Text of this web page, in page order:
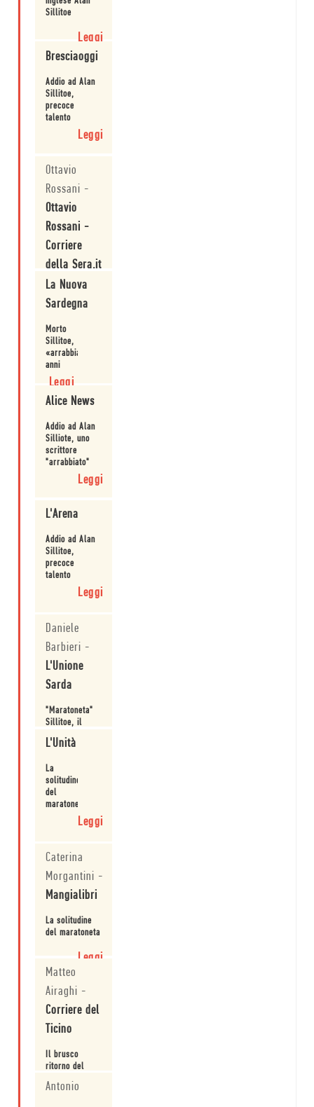
Sillitoe
Leggi
Bresciaoggi
Addio ad Alan
Sillitoe,
precoce
talento
letterarioLeggi
Ottavio
Rossani -
Ottavio
Rossani -
Corriere
della Sera.it
- Il Blog
della Poesia
La solitudine
del maratoneta
La Nuova
Sardegna
Morto
Sillitoe,
«arrabbiato»
anni
Sessanta
Leggi
Alice News
Addio ad Alan
Silliote, uno
scrittore
"arrabbiato"
Leggi
L'Arena
Addio ad Alan
Sillitoe,
precoce
talento
letterarioLeggi
Daniele
Barbieri -
L'Unione
Sarda
"Maratoneta"
Sillitoe, il
saggio dalla
parte della
L'Unità
La
solitudine
del
maratoneta
Leggi
Caterina
Morgantini -
Mangialibri
La solitudine
del maratoneta
Leggi
Matteo
Airaghi -
Corriere del
Ticino
Il brusco
ritorno del
ribelle
Antonio